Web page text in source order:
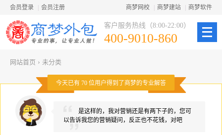
会员登录 会员注册 商梦网校 商梦建站 商梦软件
客户服务热线（8:00-22:00）
400-9010-860
网站首页 › 未分类
今天已有 70 位用户得到了商梦的专业解答
是这样的，我对营销还是有两下子的，您可
以告诉我您的营销疑问，反正也不花钱，对吧